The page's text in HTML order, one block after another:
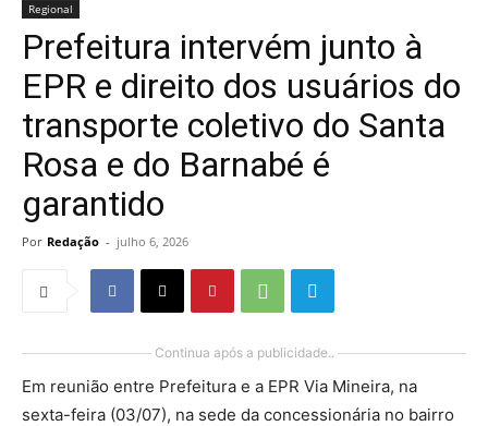
Regional
Prefeitura intervém junto à
EPR e direito dos usuários do
transporte coletivo do Santa
Rosa e do Barnabé é
garantido
Por Redação - julho 6, 2026
Continua após a publicidade..
Em reunião entre Prefeitura e a EPR Via Mineira, na
sexta-feira (03/07), na sede da concessionária no bairro